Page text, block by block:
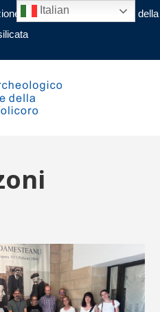
regionale Musei nazionali della
Italian